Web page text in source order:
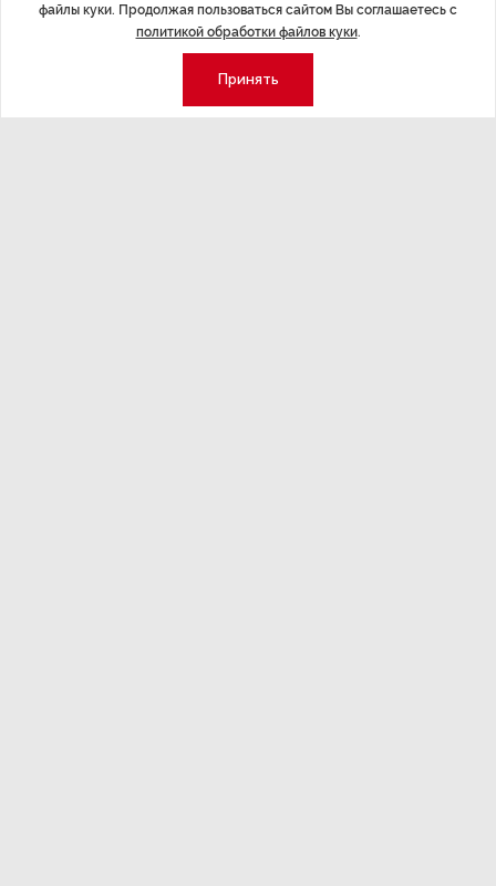
Министерство финансов РФ наращивает покупку
золота в резервы.
Рассказываем
файлы куки. Продолжая пользоваться сайтом Вы соглашаетесь с
политикой обработки файлов куки.
Принять